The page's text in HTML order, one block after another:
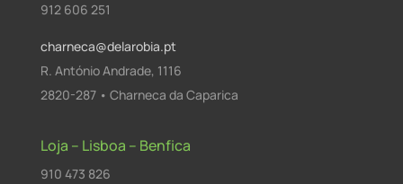
912 606 251
charneca@delarobia.pt
R. António Andrade, 1116
2820-287 • Charneca da Caparica
Loja – Lisboa – Benfica
910 473 826